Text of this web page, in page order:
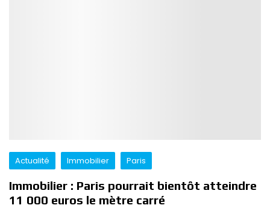
Actualité Immobilier Paris
Immobilier : Paris pourrait bientôt atteindre
11 000 euros le mètre carré